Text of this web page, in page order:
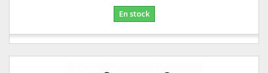
En stock